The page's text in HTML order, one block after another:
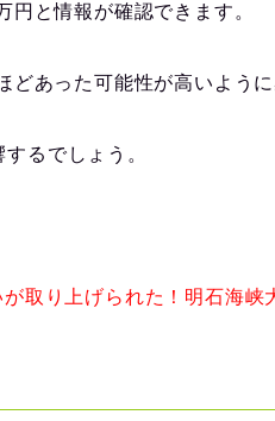
円 と情報が確認できます。
どあった可能性が高い よう
するでしょう。
が取り上げられた！ 明石海峡